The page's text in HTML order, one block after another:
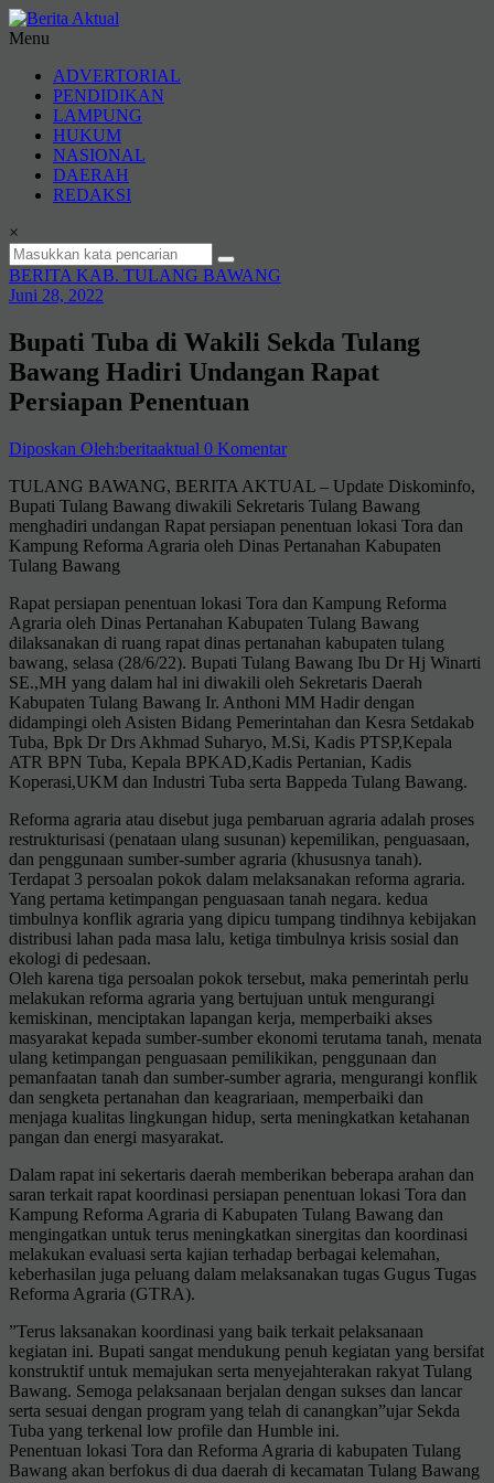
Lompat
ke
Aktual
terpercaya
Menu
ADVERTORIAL
PENDIDIKAN
LAMPUNG
HUKUM
NASIONAL
DAERAH
REDAKSI
×
BERITA KAB. TULANG BAWANG
Juni 28, 2022
Bupati Tuba di Wakili Sekda Tulang
Bawang Hadiri Undangan Rapat
Persiapan Penentuan
Diposkan Oleh:beritaaktual 0 Komentar
TULANG BAWANG, BERITA AKTUAL – Update Diskominfo,
Bupati Tulang Bawang diwakili Sekretaris Tulang Bawang
menghadiri undangan Rapat persiapan penentuan lokasi Tora dan
Kampung Reforma Agraria oleh Dinas Pertanahan Kabupaten
Tulang Bawang
Rapat persiapan penentuan lokasi Tora dan Kampung Reforma
Agraria oleh Dinas Pertanahan Kabupaten Tulang Bawang
dilaksanakan di ruang rapat dinas pertanahan kabupaten tulang
bawang, selasa (28/6/22). Bupati Tulang Bawang Ibu Dr Hj Winarti
SE.,MH yang dalam hal ini diwakili oleh Sekretaris Daerah
Kabupaten Tulang Bawang Ir. Anthoni MM Hadir dengan
didampingi oleh Asisten Bidang Pemerintahan dan Kesra Setdakab
Tuba, Bpk Dr Drs Akhmad Suharyo, M.Si, Kadis PTSP,Kepala
ATR BPN Tuba, Kepala BPKAD,Kadis Pertanian, Kadis
Koperasi,UKM dan Industri Tuba serta Bappeda Tulang Bawang.
Reforma agraria atau disebut juga pembaruan agraria adalah proses
restrukturisasi (penataan ulang susunan) kepemilikan, penguasaan,
dan penggunaan sumber-sumber agraria (khususnya tanah).
Terdapat 3 persoalan pokok dalam melaksanakan reforma agraria.
Yang pertama ketimpangan penguasaan tanah negara. kedua
timbulnya konflik agraria yang dipicu tumpang tindihnya kebijakan
distribusi lahan pada masa lalu, ketiga timbulnya krisis sosial dan
ekologi di pedesaan.
Oleh karena tiga persoalan pokok tersebut, maka pemerintah perlu
melakukan reforma agraria yang bertujuan untuk mengurangi
kemiskinan, menciptakan lapangan kerja, memperbaiki akses
masyarakat kepada sumber-sumber ekonomi terutama tanah, menata
ulang ketimpangan penguasaan pemilikikan, penggunaan dan
pemanfaatan tanah dan sumber-sumber agraria, mengurangi konflik
dan sengketa pertanahan dan keagrariaan, memperbaiki dan
menjaga kualitas lingkungan hidup, serta meningkatkan ketahanan
pangan dan energi masyarakat.
Dalam rapat ini sekertaris daerah memberikan beberapa arahan dan
saran terkait rapat koordinasi persiapan penentuan lokasi Tora dan
Kampung Reforma Agraria di Kabupaten Tulang Bawang dan
mengingatkan untuk terus meningkatkan sinergitas dan koordinasi
melakukan evaluasi serta kajian terhadap berbagai kelemahan,
keberhasilan juga peluang dalam melaksanakan tugas Gugus Tugas
Reforma Agraria (GTRA).
”Terus laksanakan koordinasi yang baik terkait pelaksanaan
kegiatan ini. Bupati sangat mendukung penuh kegiatan yang bersifat
konstruktif untuk memajukan serta menyejahterakan rakyat Tulang
Bawang. Semoga pelaksanaan berjalan dengan sukses dan lancar
serta sesuai dengan program yang telah di canangkan”ujar Sekda
Tuba yang terkenal low profile dan Humble ini.
Penentuan lokasi Tora dan Reforma Agraria di kabupaten Tulang
Bawang akan berfokus di dua daerah di kecamatan Tulang Bawang